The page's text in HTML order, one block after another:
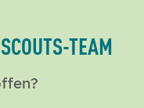
TEAM